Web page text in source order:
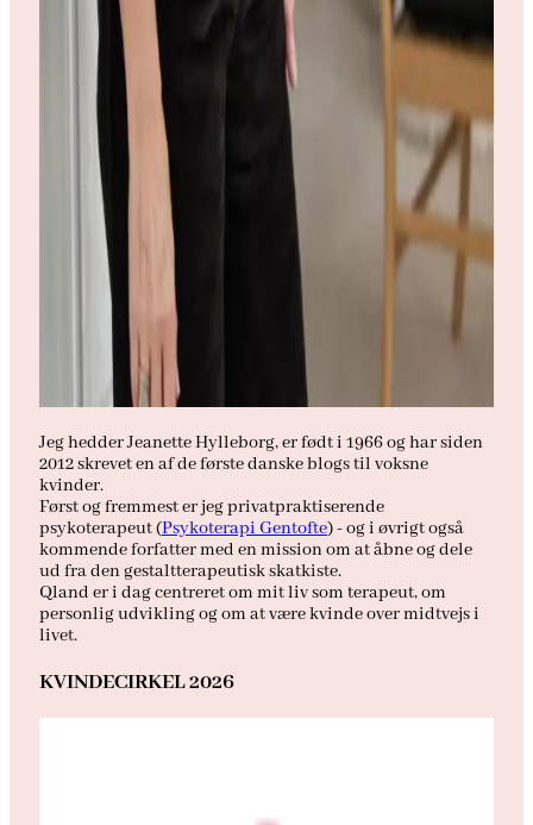
Jeg hedder Jeanette Hylleborg, er født i 1966 og har siden
2012 skrevet en af de første danske blogs til voksne
kvinder.
Først og fremmest er jeg privatpraktiserende
psykoterapeut (Psykoterapi Gentofte) - og i øvrigt også
kommende forfatter med en mission om at åbne og dele
ud fra den gestaltterapeutisk skatkiste.
Qland er i dag centreret om mit liv som terapeut, om
personlig udvikling og om at være kvinde over midtvejs i
livet.
KVINDECIRKEL 2026